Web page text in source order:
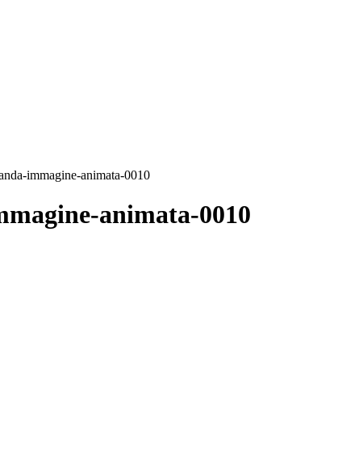
immagine-animata-0010
animata-0010